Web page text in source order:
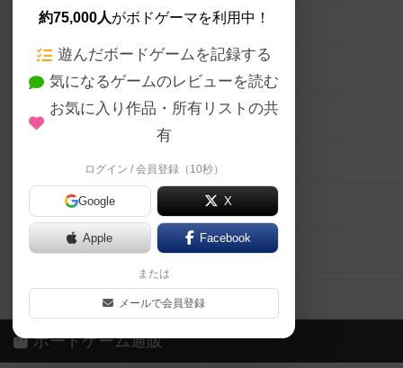
約75,000人がボドゲーマを利用中！
遊んだボードゲームを記録する
気になるゲームのレビューを読む
お気に入り作品・所有リストの共
有
ログイン / 会員登録（10秒）
Google X
Apple Facebook
または
メールで会員登録
ボードゲームの新着レビュー
ボードゲーム会情報
メカニクス特集
掲示板・トピックス
ボドとも・会員一覧
ボードゲーム業界コラム
ボドゲーマご利用案内
ボードゲーム通販